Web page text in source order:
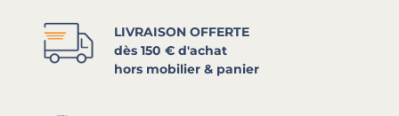
LIVRAISON OFFERTE
dès 150 € d'achat
hors mobilier & panier